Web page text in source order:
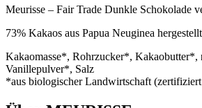
Meurisse – Fair Trade Dunkle Schokolade
73% Kakaos aus Papua Neuginea
Kakaomasse*, Rohrzucker*, Kakaobutter*,
Vanillepulver*, Salz
*aus biologischer Landwirtschaft